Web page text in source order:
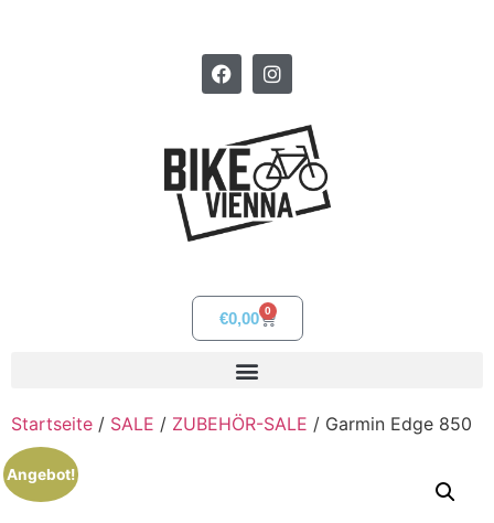
€0,00 0
Startseite / SALE / ZUBEHÖR-SALE / Garmin Edge 850
Angebot!